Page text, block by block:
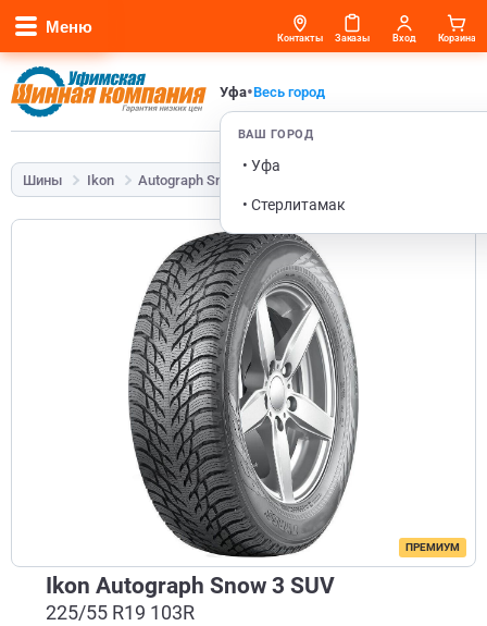
Меню
Уфа•Весь город
ВАШ ГОРОД
• Уфа
• Стерлитамак
Контакты Заказы Вход Корзина
Шины Ikon Autograph Snow 3 SUV
ПРЕМИУМ
Ikon Autograph Snow 3 SUV
225/55 R19 103R